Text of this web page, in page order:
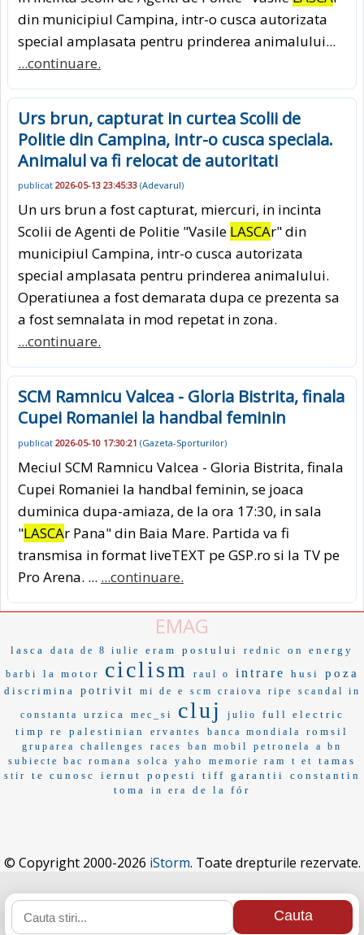
din municipiul Campina, intr-o cusca autorizata
special amplasata pentru prinderea animalului...
...continuare.
Urs brun, capturat in curtea Scolii de
Politie din Campina, intr-o cusca speciala.
Animalul va fi relocat de autoritati
publicat 2026-05-13 23:45:33 (Adevarul)
Un urs brun a fost capturat, miercuri, in incinta
Scolii de Agenti de Politie "Vasile LASCAr" din
municipiul Campina, intr-o cusca autorizata
special amplasata pentru prinderea animalului.
Operatiunea a fost demarata dupa ce prezenta sa
a fost semnalata in mod repetat in zona.
...continuare.
SCM Ramnicu Valcea - Gloria Bistrita, finala
Cupei Romaniei la handbal feminin
publicat 2026-05-10 17:30:21 (Gazeta-Sporturilor)
Meciul SCM Ramnicu Valcea - Gloria Bistrita, finala
Cupei Romaniei la handbal feminin, se joaca
duminica dupa-amiaza, de la ora 17:30, in sala
"LASCAr Pana" din Baia Mare. Partida va fi
transmisa in format liveTEXT pe GSP.ro si la TV pe
Pro Arena. ... ...continuare.
EMAG
lasca data de 8 iulie eram postului rednic on energy
barbi la motor ciclism raul o intrare husi poza
discrimina potrivit mi de e scm craiova ripe scandal in
constanta urzica mec_si cluj julio
full electric
timp re
palestinian ervantes banca mondiala romsil
gruparea challenges races ban mobil petronela
a bn
subiecte bac romana
solca yaho memorie ram t et tamas
stir te cunosc iernut popesti tiff garantii
constantin
toma
in era de la fór
© Copyright 2000-2026 iStorm. Toate drepturile rezervate.